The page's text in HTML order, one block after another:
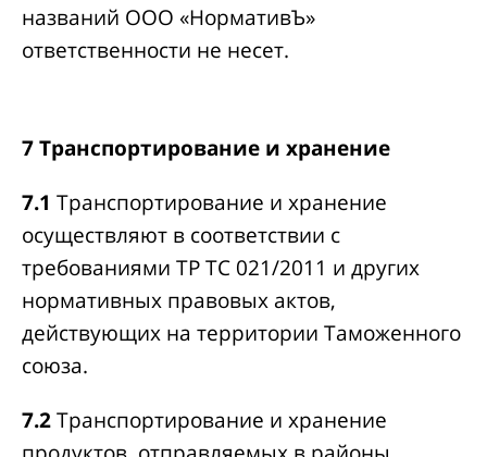
названий ООО «НормативЪ»
ответственности не несет.
7 Транспортирование и хранение
7.1 Транспортирование и хранение
осуществляют в соответствии с
требованиями ТР ТС 021/2011 и других
нормативных правовых актов,
действующих на территории Таможенного
союза.
7.2Транспортирование и хранение